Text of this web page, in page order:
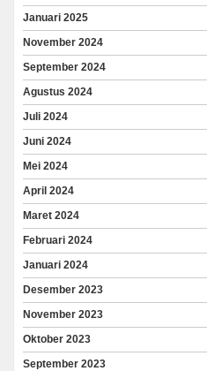
Januari 2025
November 2024
September 2024
Agustus 2024
Juli 2024
Juni 2024
Mei 2024
April 2024
Maret 2024
Februari 2024
Januari 2024
Desember 2023
November 2023
Oktober 2023
September 2023